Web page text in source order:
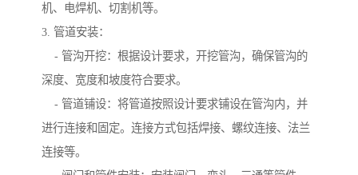
机、电焊机、切割机等。
3. 管道安装：
- 管沟开挖：根据设计要求，开挖管沟，确保管沟的
深度、宽度和坡度符合要求。
- 管道铺设：将管道按照设计要求铺设在管沟内，并
进行连接和固定。连接方式包括焊接、螺纹连接、法兰
连接等。